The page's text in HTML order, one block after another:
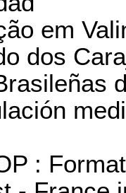
em
dos
: